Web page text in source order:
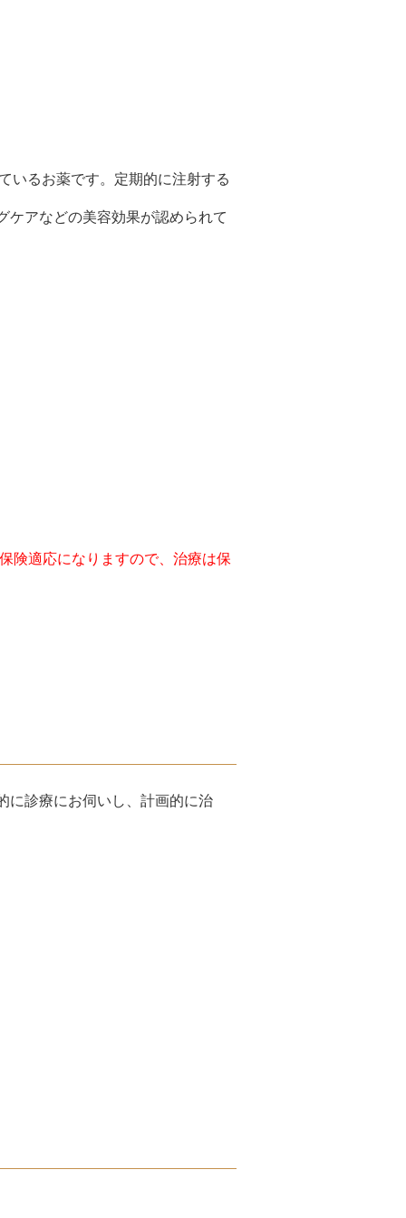
いるお薬です。定期的に注射する
ケアなどの美容効果が認められて
険適応になりますので、治療は保
に診療にお伺いし、計画的に治